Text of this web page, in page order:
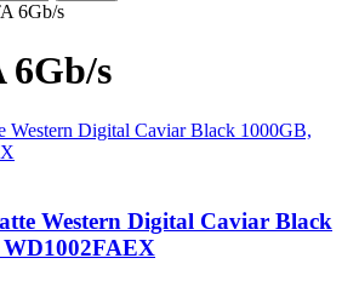
6Gb/s
6Gb/s
Western Digital Caviar Black